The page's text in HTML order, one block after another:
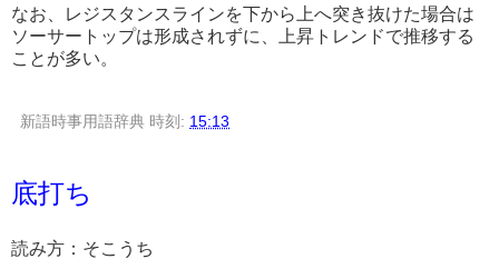
なお、レジスタンスラインを下から上へ突き抜けた場合は
ソーサートップは形成されずに、上昇トレンドで推移する
ことが多い。
新語時事用語辞典 時刻: 15:13
底打ち
読み方：そこうち